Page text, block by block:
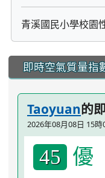
青溪國民小學校園
::: 即時空氣質量指
Taoyuan的
2026年08月08日 15時
45 優